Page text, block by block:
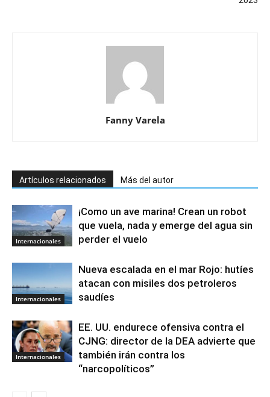
Fanny Varela
Artículos relacionados Más del autor
Internacionales
¡Como un ave marina! Crean un robot
que vuela, nada y emerge del agua sin
perder el vuelo
Internacionales
Nueva escalada en el mar Rojo: hutíes
atacan con misiles dos petroleros
saudíes
Internacionales
EE. UU. endurece ofensiva contra el
CJNG: director de la DEA advierte que
también irán contra los
“narcopolíticos”